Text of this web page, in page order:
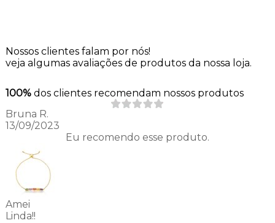
Nossos clientes falam por nós!
veja algumas avaliações de produtos da nossa loja.
100% dos clientes recomendam nossos produtos
Bruna R.
13/09/2023
Eu recomendo esse produto.
Amei
Linda!!